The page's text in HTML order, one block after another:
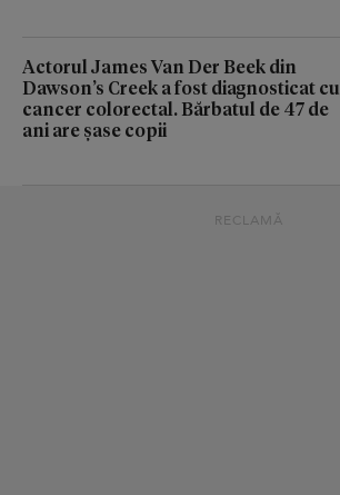
Actorul James Van Der Beek din
Dawson’s Creek a fost diagnosticat cu
cancer colorectal. Bărbatul de 47 de
ani are șase copii
RECLAMĂ